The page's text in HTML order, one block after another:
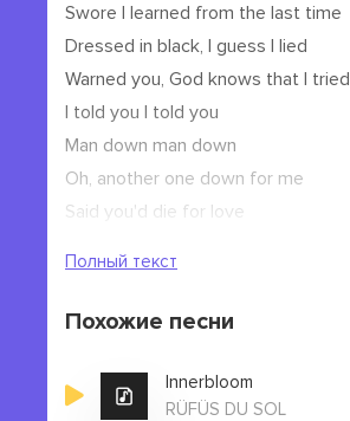
Swore I learned from the last time
Dressed in black, I guess I lied
Warned you, God knows that I tried
I told you I told you
Man down man down
Oh, another one down for me
Said you'd die for love
Полный текст
Похожие песни
Innerbloom
RÜFÜS DU SOL